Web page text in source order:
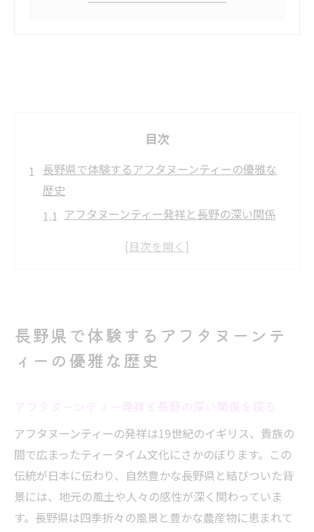
目次
長野県で体験するアフタヌーンティーの優雅な
歴史
アフタヌーンティー発祥と長野の深い関係
長野県で味わうアフタヌーンティーの歴史
えた影響
アフタヌーンティーが長野で根付いた理由
とは
由
アフタヌーンティー発祥の歴史を長野で体
感する方法
英国発祥のアフタヌーンティーが地域に溶
け込む秘密
長野県で体験するアフタヌーンテ
ィーの優雅な歴史
アフタヌーンティーの発祥は19世紀のイギリス、貴族の
間で広まったティータイム文化にさかのぼります。この
伝統が日本に伝わり、自然豊かな長野県と結びついた背
景には、地元の風土や人々の感性が深く関わっていま
す。長野県は四季折々の風景と豊かな農産物に恵まれて